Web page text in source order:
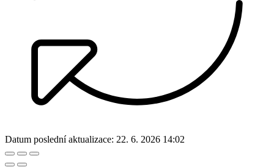
Datum poslední aktualizace: 22. 6. 2026 14:02